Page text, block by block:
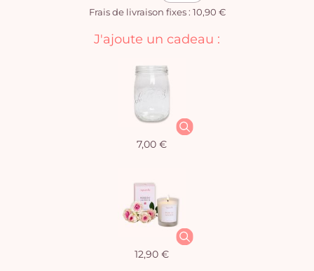
Frais de livraison fixes : 10,90 €
J'ajoute un cadeau :
7,00 €
12,90 €